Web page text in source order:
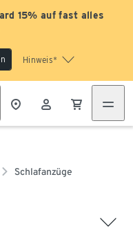
15% auf fast alles
Hinweis*
Schlafanzüge